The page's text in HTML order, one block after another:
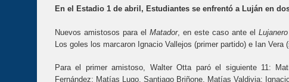
En el Estadio 1 de abril, Estudiantes se enfrentó a Luján en
Nuevos amistosos para el Matador, en este caso ante el Lujanero
Los goles los marcaron Ignacio Vallejos (primer partido) e Ian Vera
Para el primer amistoso, Walter Otta paró el siguiente 11:
Fernández; Matías Lugo, Santiago Briñone, Matías Valdivia;